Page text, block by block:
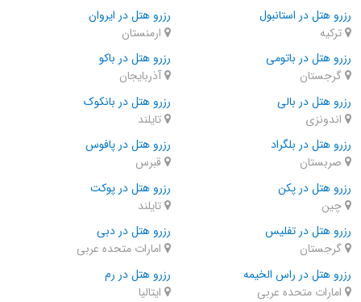
رزرو هتل در استانبول
ترکیه
رزرو هتل در ایروان
ارمنستان
رزرو هتل در باتومی
گرجستان
رزرو هتل در باکو
آذربایجان
رزرو هتل در بالی
اندونزی
رزرو هتل در بانکوک
تایلند
رزرو هتل در بلگراد
صربستان
رزرو هتل در پافوس
قبرس
رزرو هتل در پکن
چین
رزرو هتل در پوکت
تایلند
رزرو هتل در تفلیس
گرجستان
رزرو هتل در دبی
امارات متحده عربی
رزرو هتل در راس الخیمه
امارات متحده عربی
رزرو هتل در رم
ایتالیا